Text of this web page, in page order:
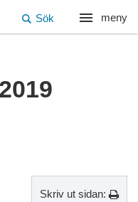
meny
Sök
Skriv ut sidan: